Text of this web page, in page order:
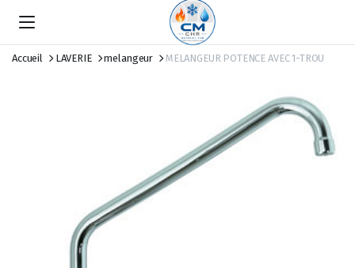
Accueil LAVERIE melangeur MELANGEUR POTENCE AVEC 1-TROU